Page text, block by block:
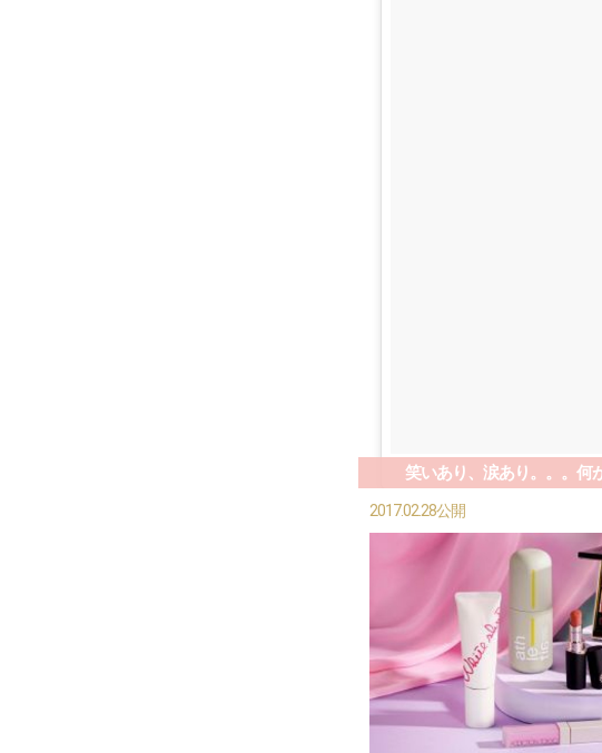
笑いあり、涙あり。。。何
2017.02.28公開